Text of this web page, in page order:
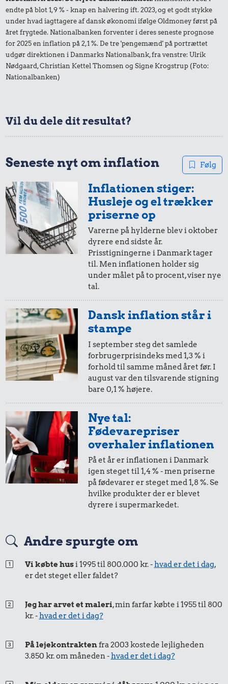
0,21 kr.
1 dåse suppe
0,58 kr.
78 kr.
Agurk 1/2 kg skæreost
0,25 kr.
10 karklude
0,26 kr.
1 kg havregryn
4,16 kr.
Togbillet,
Aarhus-
København
1.365 kr.
0,32 kr.
200 g smør
0,29 kr.
Husholdningssprit
0,71 kr.
1/3 kg marcipan
2.795 kr. 0,01 kr.
endte på blot 1,9 % - knap en halvering ift. 2023, og et godt stykke
under hvad iagttagere af dansk økonomi ifølge Oldmoney først på
året frygtede. Nationalbanken forventer i deres seneste prognose
for 2025 en inflation på 2,1 %. De tre 'pengemænd' på portrættet
udgør direktionen i Danmarks Nationalbank, fra venstre: Ulrik
Nødgaard, Christian Kettel Thomsen og Signe Krogstrup (Foto:
Nationalbanken)
Vil du dele dit resultat?
Seneste nyt om inflation Følg
Inflationen stiger:
Husleje og el trækker
priserne op
Varerne på hylderne blev i oktober
dyrere end sidste år.
Prisstigningerne i Danmark tager
til. Men inflationen holder sig
under målet på to procent, viser nye
tal.
Dansk inflation står i
stampe
I september steg det samlede
forbrugerprisindeks med 1,3 % i
forhold til samme måned året før. I
august var den tilsvarende stigning
bare 0,1 % højere.
Nye tal:
Fødevarepriser
overhaler inflationen
På et år er inflationen i Danmark
igen steget til 1,4 % - men priserne
på fødevarer er steget med 1,8 %. Se
hvilke produkter der er blevet
dyrere i supermarkedet.
Andre spurgte om
Vi købte husi 1995 til 800.000 kr. -hvad er det i dag,
er det steget eller faldet?
Jeg har arvet et maleri, min farfar købte i 1955 til 800
kr. -hvad er det i dag?
På lejekontraktenfra 2003 kostede lejligheden
3.850 kr. om måneden -hvad er det i dag?